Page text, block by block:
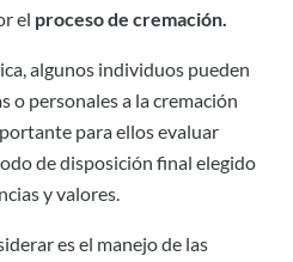
el proceso de cremación.
algunos individuos pueden
o personales a la cremación
para ellos evaluar
de disposición final elegido
y valores.
es el manejo de las